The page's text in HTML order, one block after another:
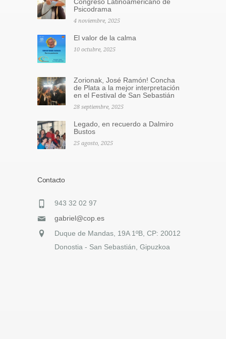
Psicodrama
4 noviembre, 2025
El valor de la calma
10 octubre, 2025
Zorionak, José Ramón! Concha
de Plata a la mejor interpretación
en el Festival de San Sebastián
28 septiembre, 2025
Legado, en recuerdo a Dalmiro
Bustos
25 agosto, 2025
Contacto
943 32 02 97
gabriel@cop.es
Duque de Mandas, 19A 1ºB, CP: 20012
Donostia - San Sebastián, Gipuzkoa